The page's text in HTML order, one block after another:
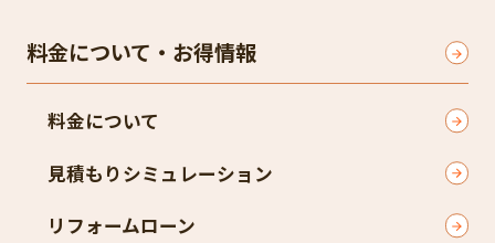
料金について・お得情報
料金について
見積もりシミュレーション
リフォームローン